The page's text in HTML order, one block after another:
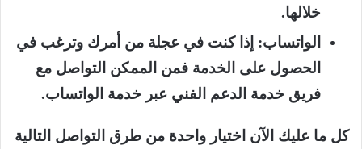
خلالها.
الواتساب: إذا كنت في عجلة من أمرك وترغب في
الحصول على الخدمة فمن الممكن التواصل مع
فريق خدمة الدعم الفني عبر خدمة الواتساب.
كل ما عليك الآن اختيار واحدة من طرق التواصل التالية